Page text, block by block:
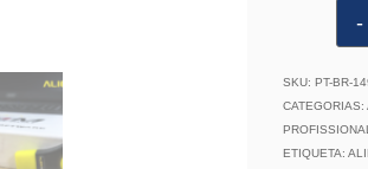
SKU: PT-BR-
CATEGORIAS:
PROFISSIONAL
ETIQUETA: